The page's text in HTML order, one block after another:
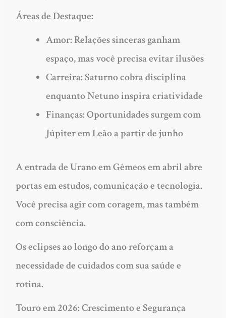
Áreas de Destaque:
Amor: Relações sinceras ganham
espaço, mas você precisa evitar ilusões
Carreira: Saturno cobra disciplina
enquanto Netuno inspira criatividade
Finanças: Oportunidades surgem com
Júpiter em Leão a partir de junho
A entrada de Urano em Gêmeos em abril abre
portas em estudos, comunicação e tecnologia.
Você precisa agir com coragem, mas também
com consciência.
Os eclipses ao longo do ano reforçam a
necessidade de cuidados com sua saúde e
rotina.
Touro em 2026: Crescimento e Segurança